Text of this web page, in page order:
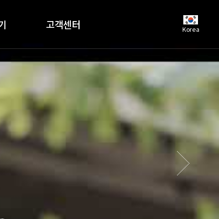
고객센터
공지사항
자주하는질문
Korea